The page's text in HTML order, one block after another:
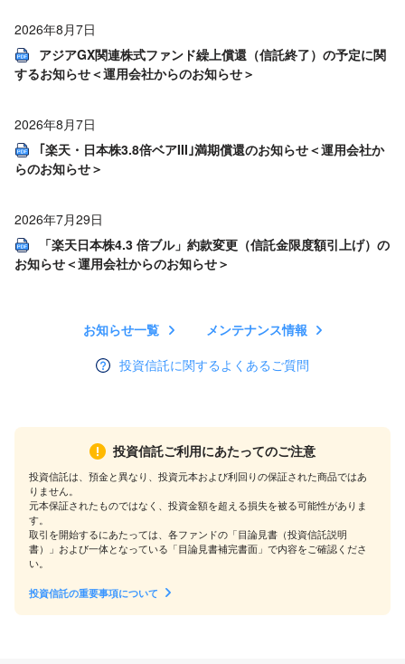
2026年8月7日
アジアGX関連株式ファンド繰上償還（信託終了）の予定に関
するお知らせ＜運用会社からのお知らせ＞
2026年8月7日
｢楽天・日本株3.8倍ベアIII｣満期償還のお知らせ＜運用会社か
らのお知らせ＞
2026年7月29日
「楽天日本株4.3 倍ブル」約款変更（信託金限度額引上げ）の
お知らせ＜運用会社からのお知らせ＞
お知らせ一覧
メンテナンス情報
投資信託に関するよくあるご質問
投資信託ご利用にあたってのご注意
投資信託は、預金と異なり、投資元本および利回りの保証された商品ではあ
りません。
元本保証されたものではなく、投資金額を超える損失を被る可能性がありま
す。
取引を開始するにあたっては、各ファンドの「目論見書（投資信託説明
書）」および一体となっている「目論見書補完書面」で内容をご確認くださ
い。
投資信託の重要事項について